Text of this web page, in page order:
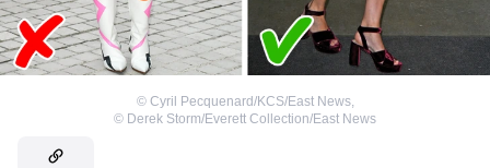
© Cyril Pecquenard/KCS/East News,
© Derek Storm/Everett Collection/East News